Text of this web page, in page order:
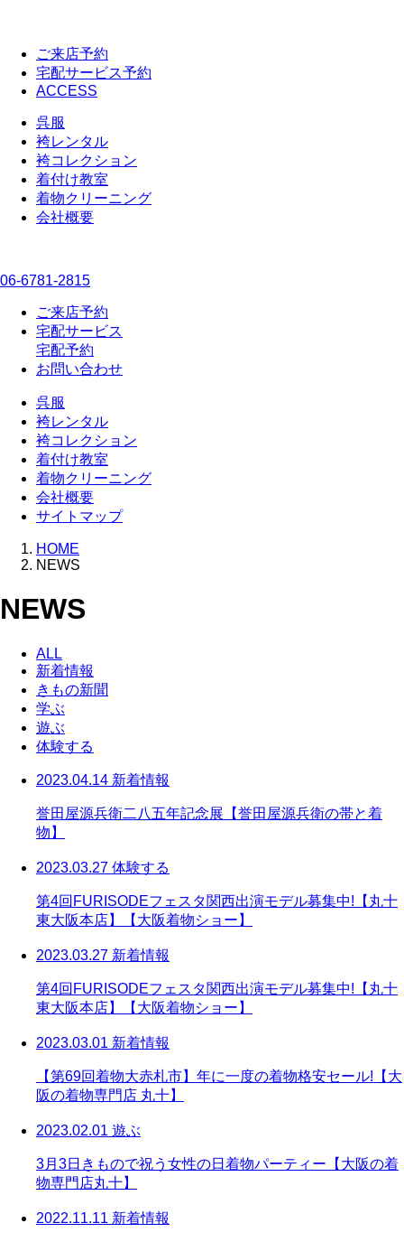
ご来店予約
宅配サービス予約
ACCESS
呉服
袴レンタル
袴コレクション
着付け教室
着物クリーニング
会社概要
06-6781-2815
ご来店予約
宅配サービス
宅配予約
お問い合わせ
呉服
袴レンタル
袴コレクション
着付け教室
着物クリーニング
会社概要
サイトマップ
HOME
NEWS
NEWS
ALL
新着情報
きもの新聞
学ぶ
遊ぶ
体験する
2023.04.14 新着情報
誉田屋源兵衛二八五年記念展【誉田屋源兵衛の帯と着
物】
2023.03.27 体験する
第4回FURISODEフェスタ関西出演モデル募集中!【丸十
東大阪本店】【大阪着物ショー】
2023.03.27 新着情報
第4回FURISODEフェスタ関西出演モデル募集中!【丸十
東大阪本店】【大阪着物ショー】
2023.03.01 新着情報
【第69回着物大赤札市】年に一度の着物格安セール!【大
阪の着物専門店 丸十】
2023.02.01 遊ぶ
3月3日きもので祝う女性の日着物パーティー【大阪の着
物専門店丸十】
2022.11.11 新着情報